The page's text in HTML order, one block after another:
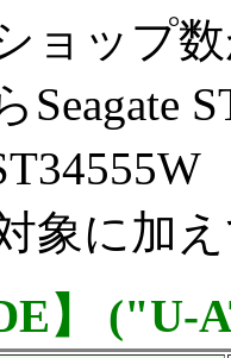
ョップ
象に加
】 ("U-